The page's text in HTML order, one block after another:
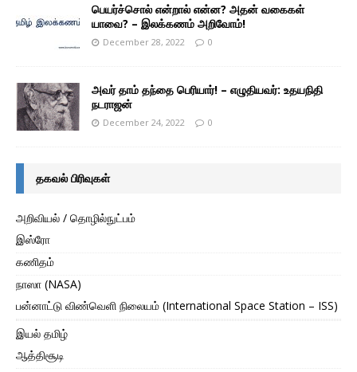
பெயர்ச்சொல் என்றால் என்ன? அதன் வகைகள்
யாவை? – இலக்கணம் அறிவோம்!
December 28, 2022 0
அவர் தாம் தந்தை பெரியார்! – எழுதியவர்: உதயநிதி
நடராஜன்
December 24, 2022 0
தகவல் பிரிவுகள்
அறிவியல் / தொழில்நுட்பம்
இஸ்ரோ
கணிதம்
நாஸா (NASA)
பன்னாட்டு விண்வெளி நிலையம் (International Space Station – ISS)
இயல் தமிழ்
ஆத்திசூடி